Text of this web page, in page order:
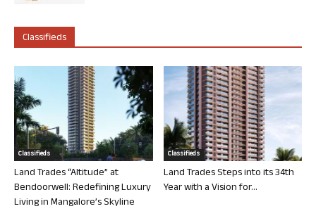
Classifieds
Classifieds
Land Trades “Altitude” at
Bendoorwell: Redefining Luxury
Living in Mangalore’s Skyline
Classifieds
Land Trades Steps into its 34th
Year with a Vision for...